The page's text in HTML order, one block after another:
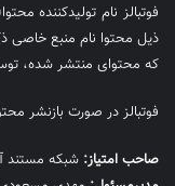
فوتبالز نام تولیدکننده
که محتوای منتشر شده،
فوتبالز در صورت بازنشر
صاحب امتیاز: شبکه مستند